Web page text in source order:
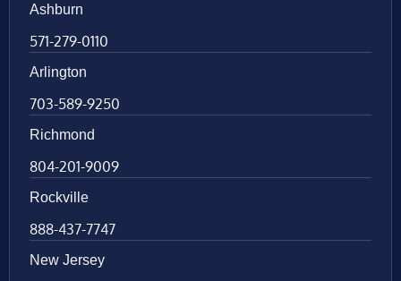
Ashburn
571-279-0110
Arlington
703-589-9250
Richmond
804-201-9009
Rockville
888-437-7747
New Jersey